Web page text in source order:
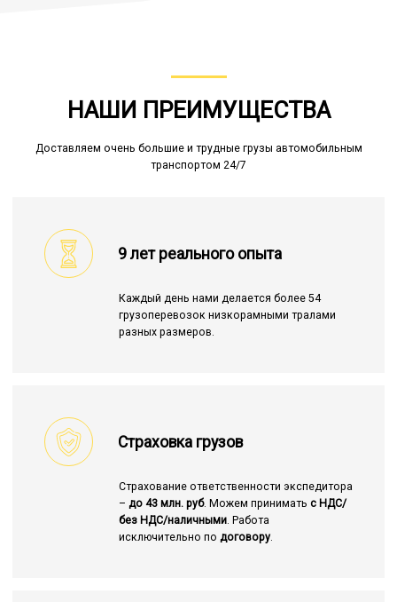
НАШИ ПРЕИМУЩЕСТВА
Доставляем очень большие и трудные грузы автомобильным
транспортом 24/7
9 лет реального опыта
Каждый день нами делается более 54
грузоперевозок низкорамными тралами
разных размеров.
Страховка грузов
Страхование ответственности экспедитора
– до 43 млн. руб. Можем принимать с НДС/
без НДС/наличными. Работа
исключительно по договору.